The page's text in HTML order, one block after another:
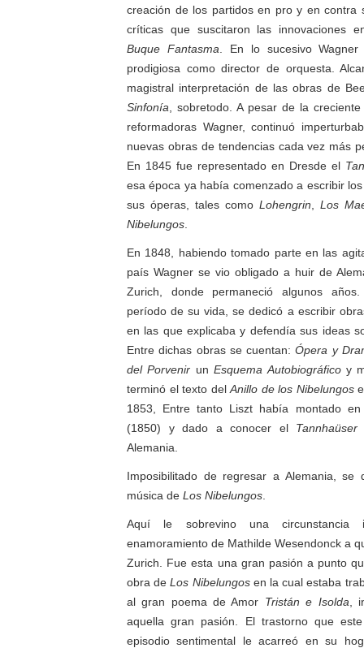
creación de los partidos en pro y en contra
críticas que suscitaron las innovaciones
Buque Fantasma . En lo sucesivo
prodigiosa como director de orquesta.
magistral interpretación de las obras de
Sinfonía , sobretodo. A pesar de la
reformadoras Wagner, continuó
nuevas obras de tendencias cada vez más
En 1845 fue representado en Dresde el
esa época ya había comenzado a escribir
sus óperas, tales como Lohengrin
Los
Nibelungos
En 1848, habiendo tomado parte en las
país Wagner se vio obligado a huir de
Zurich, donde permaneció algunos
período de su vida, se dedicó a escribir
en las que explicaba y defendía sus ideas
Entre dichas obras se cuentan:Ópera y
del Porvenir unEsquema Autobiográficoy
terminó el texto del Anillo de los Nibelungos
1853, Entre tanto Liszt había montado
(1850) y dado a conocer el Tannhaüser
Alemania.
Imposibilitado de regresar a Alemania, se
música de Los Nibelungos
Aquí le sobrevino una circunstancia
enamoramiento de Mathilde Wesendonck a
Zurich. Fue esta una gran pasión a punto
obra deLos Nibelungosen la cual estaba
al gran poema de Amor Tristán e Isolda ,
aquella gran pasión. El trastorno que
episodio sentimental le acarreó en su